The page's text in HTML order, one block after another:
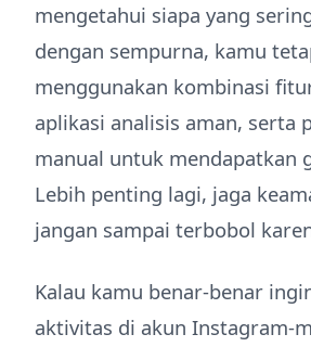
mengetahui siapa yang
dengan sempurna, kamu
menggunakan kombinasi
aplikasi analisis aman, serta
manual untuk mendapatkan
Lebih penting lagi, jaga
jangan sampai terbobol
Kalau kamu benar-benar
aktivitas di akun Instagram-